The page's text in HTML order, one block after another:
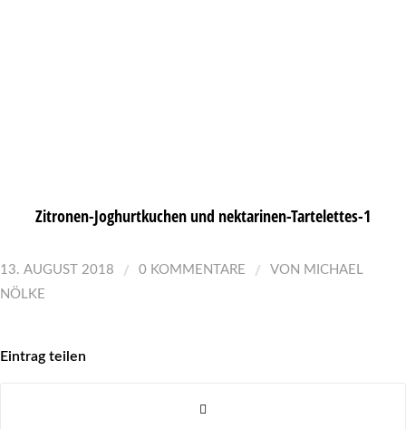
Zitronen-Joghurtkuchen und nektarinen-Tartelettes-1
13. AUGUST 2018 / 0 KOMMENTARE / VON MICHAEL
NÖLKE
Eintrag teilen